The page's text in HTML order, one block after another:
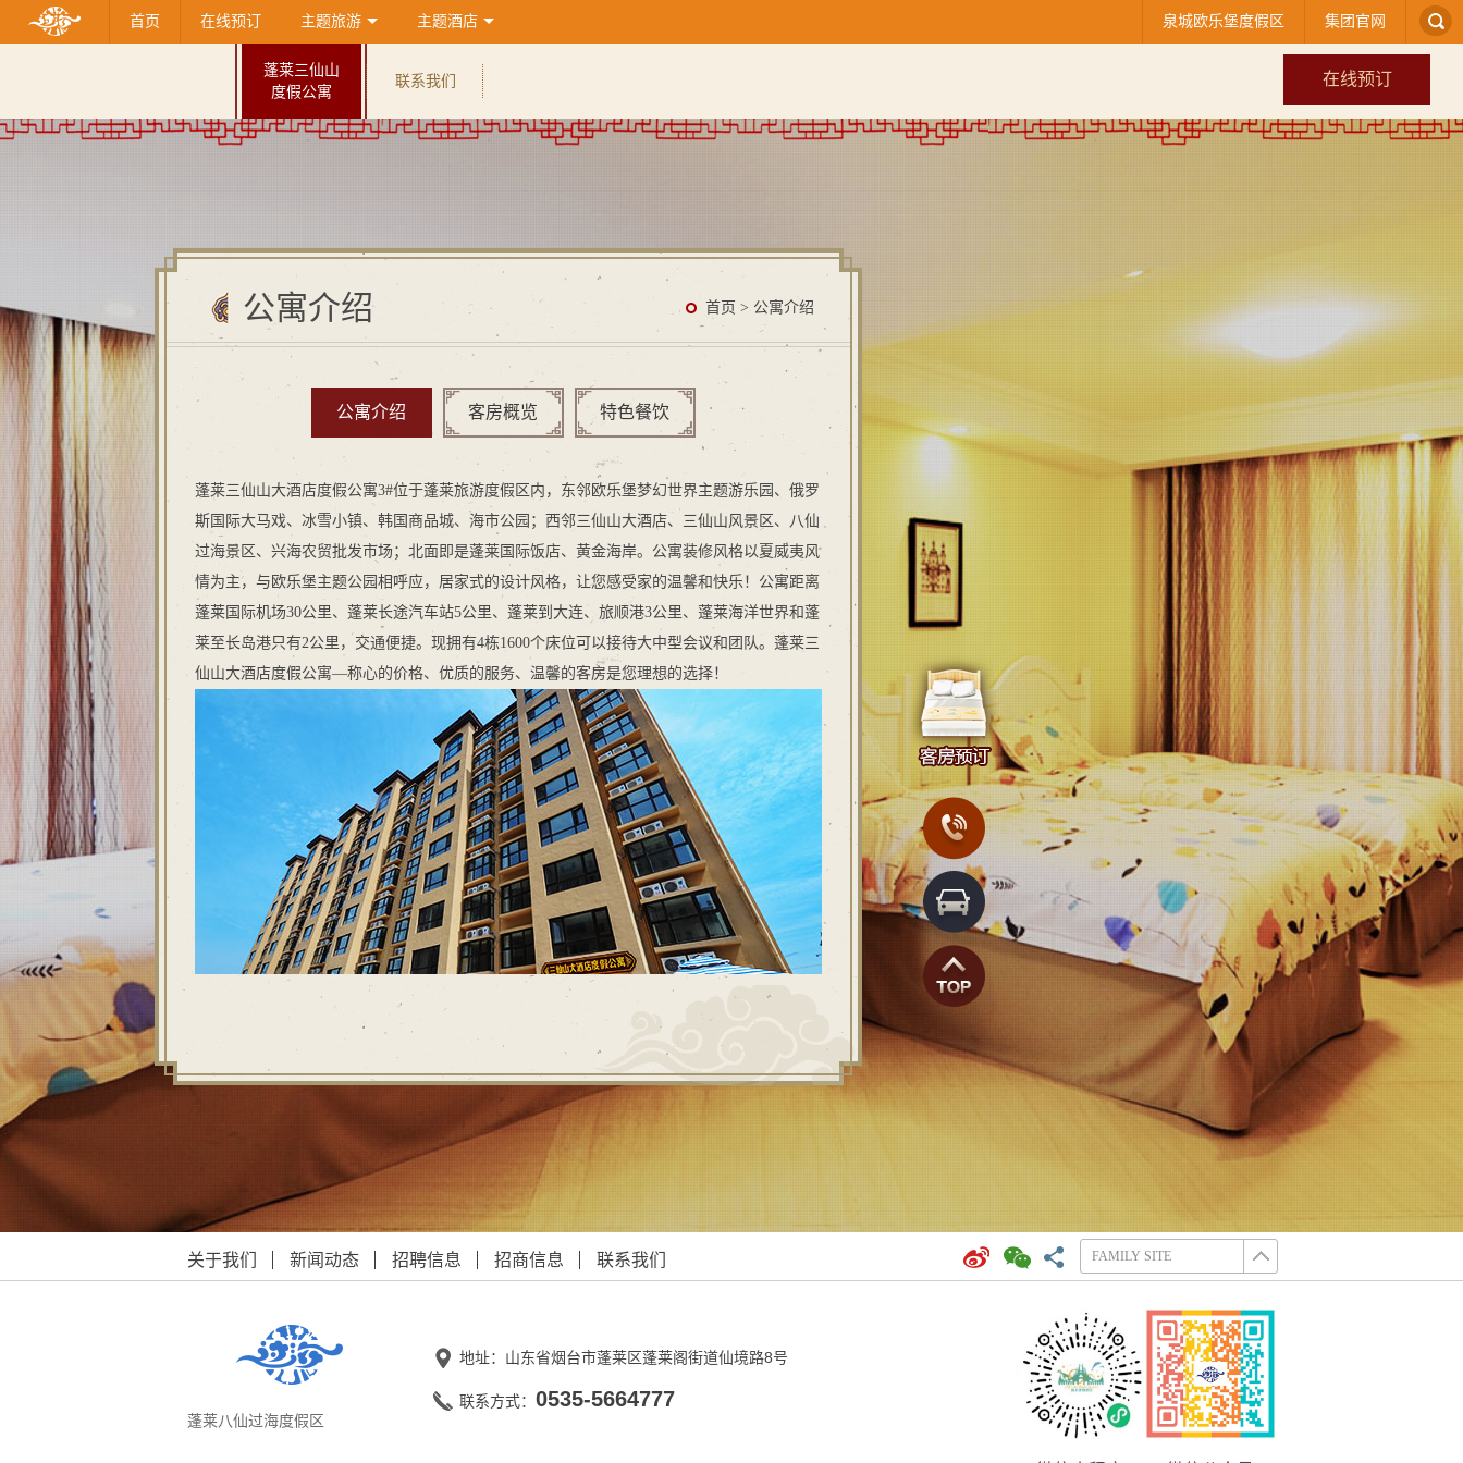
首页 在线预订 主题旅游 主题酒店 泉城欧乐堡度假区 集团官网
蓬莱三仙山
度假公寓
联系我们 在线预订
公寓介绍 首页 > 公寓介绍
公寓介绍 客房概览 特色餐饮
蓬莱三仙山大酒店度假公寓3#位于蓬莱旅游度假区内，东邻欧乐堡梦幻世界主题游乐园、俄罗
斯国际大马戏、冰雪小镇、韩国商品城、海市公园；西邻三仙山大酒店、三仙山风景区、八仙
过海景区、兴海农贸批发市场；北面即是蓬莱国际饭店、黄金海岸。公寓装修风格以夏威夷风
情为主，与欧乐堡主题公园相呼应，居家式的设计风格，让您感受家的温馨和快乐！公寓距离
蓬莱国际机场30公里、蓬莱长途汽车站5公里、蓬莱到大连、旅顺港3公里、蓬莱海洋世界和蓬
莱至长岛港只有2公里，交通便捷。现拥有4栋1600个床位可以接待大中型会议和团队。蓬莱三
仙山大酒店度假公寓—称心的价格、优质的服务、温馨的客房是您理想的选择！
关于我们 新闻动态 招聘信息 招商信息 联系我们 FAMILY SITE
蓬莱八仙过海度假区
地址：山东省烟台市蓬莱区蓬莱阁街道仙境路8号
联系方式： 0535-5664777